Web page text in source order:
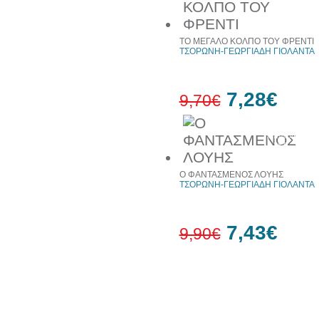
έκπτωση
web
ΤΟ ΜΕΓΑΛΟ ΚΟΛΠΟ ΤΟΥ ΦΡΕΝΤΙ
ΤΣΟΡΩΝΗ-ΓΕΩΡΓΙΑΔΗ ΓΙΟΛΑΝΤΑ
9,70€ 7,28€
Ο ΦΑΝΤΑΣΜΕΝΟΣ ΛΟΥΗΣ
ΤΣΟΡΩΝΗ-ΓΕΩΡΓΙΑΔΗ ΓΙΟΛΑΝΤΑ
9,90€ 7,43€